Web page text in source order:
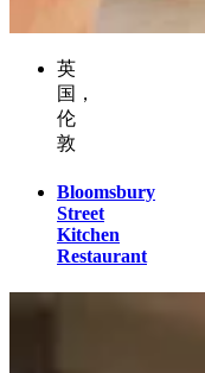
英
国，
伦
敦
Bloomsbury
Street
Kitchen
Restaurant